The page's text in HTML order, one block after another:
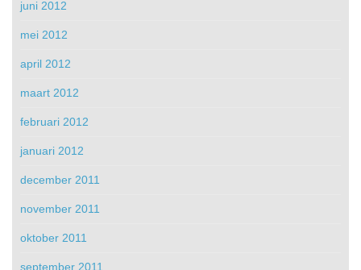
juni 2012
mei 2012
april 2012
maart 2012
februari 2012
januari 2012
december 2011
november 2011
oktober 2011
september 2011